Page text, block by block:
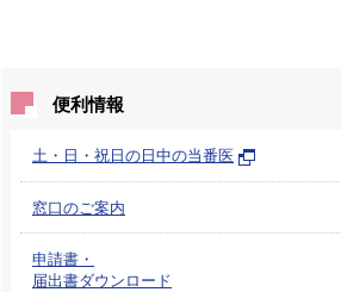
便利情報
土・日・祝日の日中の当番医
窓口のご案内
申請書・
届出書ダウンロード